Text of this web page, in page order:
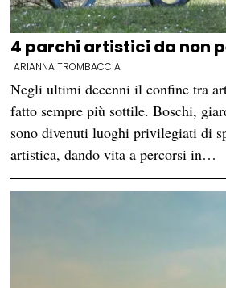
4 parchi artistici da non
ARIANNA TROMBACCIA
Negli ultimi decenni il confine tra
fatto sempre più sottile. Boschi,
sono divenuti luoghi privilegiati di
artistica, dando vita a percorsi in…